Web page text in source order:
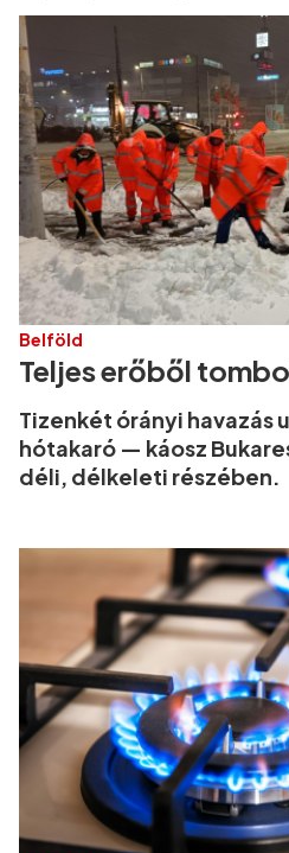
Belföld
Teljes erőből
Tizenkét órányi havazás
hótakaró — káosz
déli, délkeleti részében.